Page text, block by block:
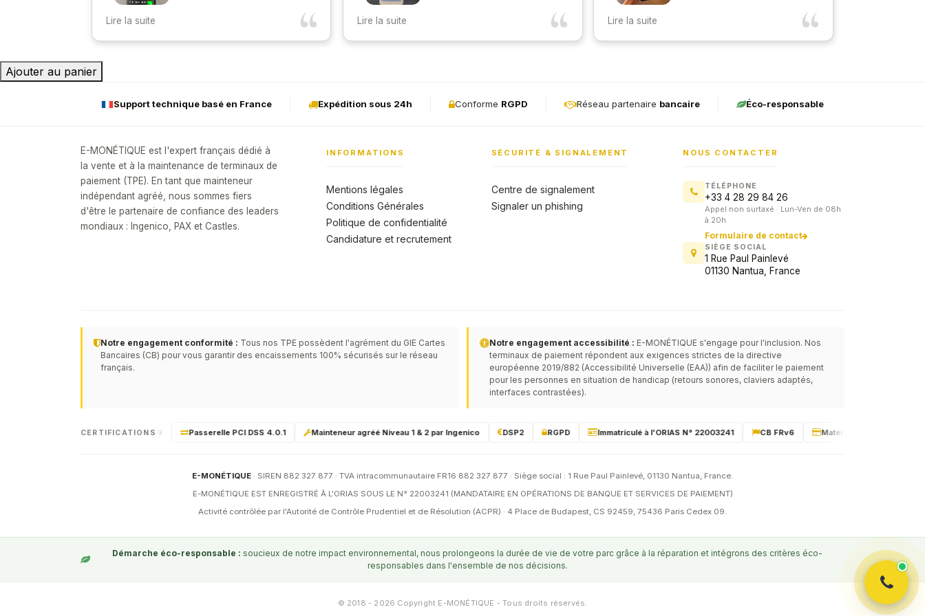
Suite à mon achat de mon TPE ,je
très professionnel , accueillant ,que ce soit
Lire la suite Rapide et efficace merci Jordan !!
Lire la suite
Merci à toute l’équipe e-monétique ainsi
qu’à Tim pour leur aide dans l’achat d’un TPE
performant pour l’entreprise. Il est tout à fait
Lire la suite
Ajouter au panier
Support technique basé en France Expédition sous 24h Conforme RGPD Réseau partenaire bancaire Éco-responsable
E-MONÉTIQUE est l'expert français dédié à
la vente et à la maintenance de terminaux de
paiement (TPE). En tant que mainteneur
indépendant agréé, nous sommes fiers
d'être le partenaire de confiance des leaders
mondiaux : Ingenico, PAX et Castles.
INFORMATIONS
Mentions légales
Conditions Générales
Politique de confidentialité
Candidature et recrutement
SÉCURITÉ & SIGNALEMENT
Centre de signalement
Signaler un phishing
NOUS CONTACTER
TÉLÉPHONE
+33 4 28 29 84 26
Appel non surtaxé · Lun-Ven de 08h
à 20h
Formulaire de contact
SIÈGE SOCIAL
1 Rue Paul Painlevé
01130 Nantua, France
Notre engagement conformité : Tous nos TPE possèdent l'agrément du GIE Cartes
Bancaires (CB) pour vous garantir des encaissements 100% sécurisés sur le réseau
français.
Notre engagement accessibilité : E-MONÉTIQUE s'engage pour l'inclusion. Nos
terminaux de paiement répondent aux exigences strictes de la directive
européenne 2019/882 (Accessibilité Universelle (EAA)) afin de faciliter le paiement
pour les personnes en situation de handicap (retours sonores, claviers adaptés,
interfaces contrastées).
CERTIFICATIONS
Matériel certifié PCI-PTS 6 Passerelle PCI DSS 4.0.1 Mainteneur agréé Niveau 1 & 2 par Ingenico DSP2 RGPD Immatriculé à l'ORIAS N° 22003241 CB FRv6 Matériel certifié PCI-PTS 6
E-MONÉTIQUE · SIREN 882 327 877 · TVA intracommunautaire FR16 882 327 877 · Siège social : 1 Rue Paul Painlevé, 01130 Nantua, France.
E-MONÉTIQUE EST ENREGISTRÉ À L'ORIAS SOUS LE N° 22003241 (MANDATAIRE EN OPÉRATIONS DE BANQUE ET SERVICES DE PAIEMENT)
Activité contrôlée par l'Autorité de Contrôle Prudentiel et de Résolution (ACPR) · 4 Place de Budapest, CS 92459, 75436 Paris Cedex 09.
Démarche éco-responsable : soucieux de notre impact environnemental, nous prolongeons la durée de vie de votre parc grâce à la réparation et intégrons des critères éco-
responsables dans l'ensemble de nos décisions.
© 2018 - 2026 Copyright E-MONÉTIQUE - Tous droits réservés.